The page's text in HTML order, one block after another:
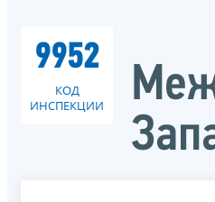
9952
КОД
ИНСПЕКЦИИ